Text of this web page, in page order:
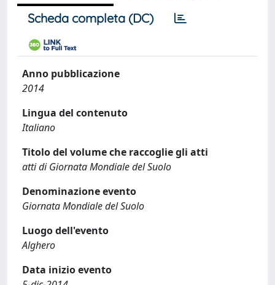
Scheda completa (DC)
Anno pubblicazione
2014
Lingua del contenuto
Italiano
Titolo del volume che raccoglie gli atti
atti di Giornata Mondiale del Suolo
Denominazione evento
Giornata Mondiale del Suolo
Luogo dell'evento
Alghero
Data inizio evento